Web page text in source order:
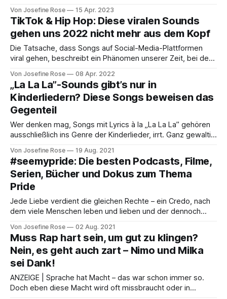
Soundtrack untermalt, der nur für dich und deinen neuen
Lieblingsmenschen geschrieben wurde – naja, fast. Aber so
oder so ähnlich fühlt es sich nun
Von Josefine Rose 15 Apr. 2023
TikTok & Hip Hop: Diese viralen Sounds
gehen uns 2022 nicht mehr aus dem Kopf
Die Tatsache, dass Songs auf Social-Media-Plattformen
viral gehen, beschreibt ein Phänomen unserer Zeit, bei dem
Denn machen wir uns nichts vor: Droppt ein:e Künstler:in
oder eine Gruppe einen Track, sind neben den gängigen
Chartplatzierungen auch alle Augen
Von Josefine Rose 08 Apr. 2022
„La La La”-Sounds gibt’s nur in
Kinderliedern? Diese Songs beweisen das
Gegenteil
Wer denken mag, Songs mit Lyrics à la „La La La” gehören
ausschließlich ins Genre der Kinderlieder, irrt. Ganz gewaltig
Chorus einem einschlägigen „La La La”, „Da Da Da” oder
„Schalala”. Klingt komisch? Ist aber so – und genau aus
diesem Grund
Von Josefine Rose 19 Aug. 2021
#seemypride: Die besten Podcasts, Filme,
Serien, Bücher und Dokus zum Thema
Pride
Jede Liebe verdient die gleichen Rechte – ein Credo, nach
dem viele Menschen leben und lieben und der dennoch
auch Hass sorgt. Denn noch immer werden Homo‑,Bi‑,Inter-
und Transsexuelle tagtäglich mit Hate konfrontiert. Umso
wichtiger, dass auch außerhalb des
Von Josefine Rose 02 Aug. 2021
Muss Rap hart sein, um gut zu klingen?
Nein, es geht auch zart – Nimo und Milka
sei Dank!
ANZEIGE | Sprache hat Macht – das war schon immer so.
Doch eben diese Macht wird oft missbraucht oder in